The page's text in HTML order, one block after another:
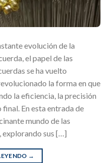
evolución de la
el papel de las
se ha vuelto
la forma en que
la eficiencia, la precisión
En esta entrada de
mundo de las
explorando sus […]
→